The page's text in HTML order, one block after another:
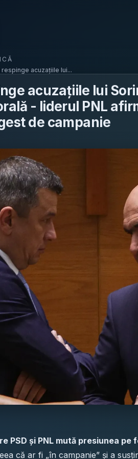
acuzațiile lui...
acuzațiile lui
- liderul PNL
de campanie
PSD și PNL mută presiunea pe
că ar fi „în campanie” și a